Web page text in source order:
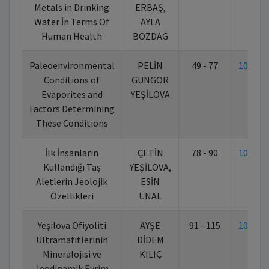
Metals in Drinking
Water İn Terms Of
Human Health
ERBAŞ,
AYLA
BOZDAG
Paleoenvironmental
Conditions of
Evaporites and
Factors Determining
These Conditions
PELİN
GÜNGÖR
YEŞİLOVA
49 - 77
İlk İnsanların
Kullandığı Taş
Aletlerin Jeolojik
Özellikleri
ÇETİN
YEŞİLOVA,
ESİN
ÜNAL
78 - 90
Yeşilova Ofiyoliti
Ultramafitlerinin
Mineralojisi ve
AYŞE
DİDEM
KILIÇ
91 - 115